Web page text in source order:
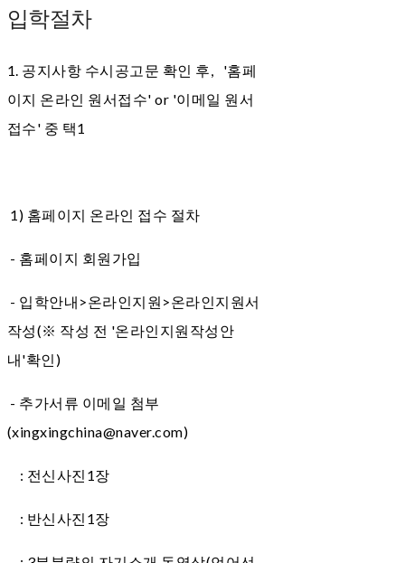
입학절차
1. 공지사항 수시공고문 확인 후, '홈페
이지 온라인 원서접수' or '이메일 원서
접수' 중 택1
1) 홈페이지 온라인 접수 절차
- 홈페이지 회원가입
- 입학안내>온라인지원>온라인지원서
작성(※ 작성 전 '온라인지원작성안
내'확인)
- 추가서류 이메일 첨부
(xingxingchina@naver.com)
: 전신사진1장
: 반신사진1장